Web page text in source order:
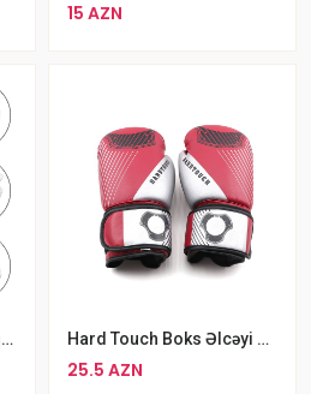
15 AZN
Mooto Taekvondo Dəbilqə Ağ S M L Hard Touch Boks Əlcəyi Qırmızı MMA Əlcəyi
25.5 AZN